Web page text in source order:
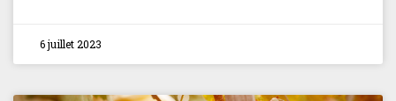
6 juillet 2023